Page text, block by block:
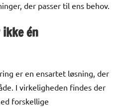
der passer til ens behov.
én
er en ensartet løsning, der
I virkeligheden findes der
forskellige